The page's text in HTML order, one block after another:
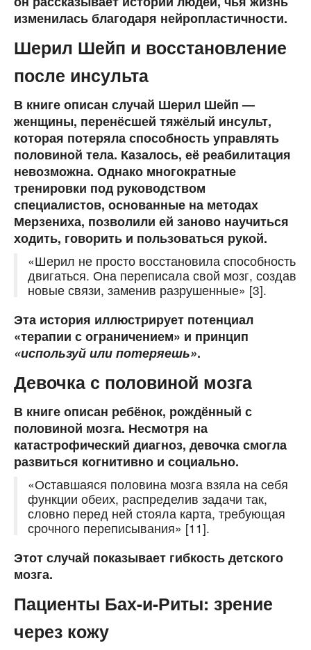
изменилась благодаря нейропластичности.
Шерил Шейп и восстановление
после инсульта
В книге описан случай Шерил Шейп —
женщины, перенёсшей тяжёлый инсульт,
которая потеряла способность управлять
половиной тела. Казалось, её реабилитация
невозможна. Однако многократные
тренировки под руководством
специалистов, основанные на методах
Мерзениха, позволили ей заново научиться
ходить, говорить и пользоваться рукой.
«Шерил не просто восстановила способность
двигаться. Она переписала свой мозг, создав
новые связи, заменив разрушенные» [3].
Эта история иллюстрирует потенциал
«терапии с ограничением» и принцип
«используй или потеряешь».
Девочка с половиной мозга
В книге описан ребёнок, рождённый с
половиной мозга. Несмотря на
катастрофический диагноз, девочка смогла
развиться когнитивно и социально.
«Оставшаяся половина мозга взяла на себя
функции обеих, распределив задачи так,
словно перед ней стояла карта, требующая
срочного переписывания» [11].
Этот случай показывает гибкость детского
мозга.
Пациенты Бах-и-Риты: зрение
через кожу